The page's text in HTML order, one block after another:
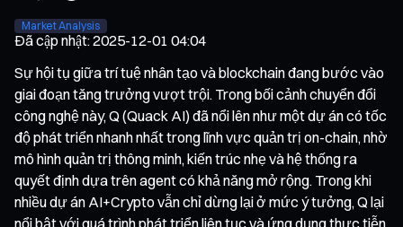
Market Analysis
Đã cập nhật:2025-12-01 04:04
Sự hội tụ giữa trí tuệ nhân tạo và blockchain đang bước vào
giai đoạn tăng trưởng vượt trội. Trong bối cảnh chuyển đổi
công nghệ này, Q (Quack AI) đã nổi lên như một dự án có tốc
độ phát triển nhanh nhất trong lĩnh vực quản trị on-chain, nhờ
mô hình quản trị thông minh, kiến trúc nhẹ và hệ thống ra
quyết định dựa trên agent có khả năng mở rộng. Trong khi
nhiều dự án AI+Crypto vẫn chỉ dừng lại ở mức ý tưởng, Q lại
nổi bật với quá trình phát triển liên tục và ứng dụng thực tiễn,